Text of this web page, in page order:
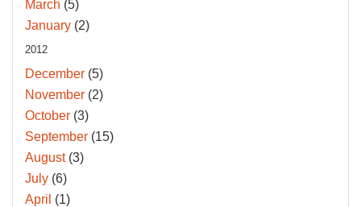
March (5)
January (2)
2012
December (5)
November (2)
October (3)
September (15)
August(3)
July (6)
April (1)